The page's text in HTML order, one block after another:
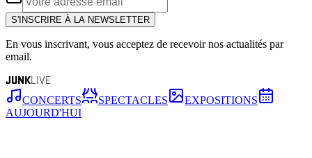
S'INSCRIRE À LA NEWSLETTER
En vous inscrivant, vous acceptez de recevoir nos actualités par
email.
JUNKLIVE
CONCERTS SPECTACLES
EXPOSITIONS
AUJOURD'HUI